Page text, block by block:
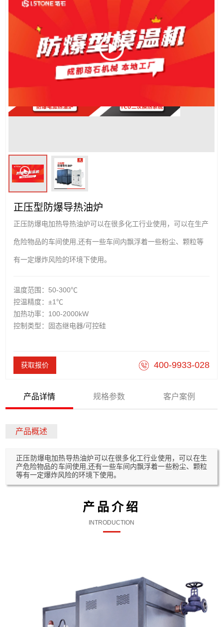
正压型防爆导热油炉
正压防爆电加热导热油炉可以在很多化工行业使用，可以在生产
危险物品的车间使用,还有一些车间内飘浮着一些粉尘、颗粒等
有一定爆炸风险的环境下使用。
温度范围：50-300℃
控温精度：±1℃
加热功率：100-2000kW
控制类型：固态继电器/可控硅
获取报价 400-9933-028
产品详情 规格参数 客户案例
产品概述
正压防爆电加热导热油炉可以在很多化工行业使用，可以在生
产危险物品的车间使用,还有一些车间内飘浮着一些粉尘、颗粒
等有一定爆炸风险的环境下使用。
产品介绍
INTRODUCTION